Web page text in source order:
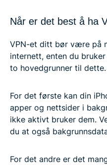
Når er det best å ha
VPN-et ditt bør være på
internett, enten du
to hovedgrunner til dette.
For det første kan din
apper og nettsider i
ikke aktivt bruker dem.
du at også
For det andre er det